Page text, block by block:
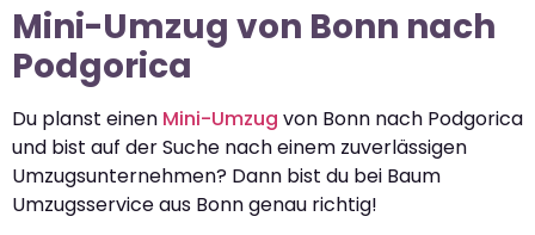
Mini-Umzug von Bonn nach
Podgorica
Du planst einen Mini-Umzug von Bonn nach Podgorica
und bist auf der Suche nach einem zuverlässigen
Umzugsunternehmen? Dann bist du bei Baum
Umzugsservice aus Bonn genau richtig!